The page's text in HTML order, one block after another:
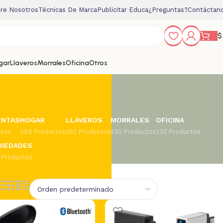
NosotrosTécnicas De MarcaPublicitar Educa¿Preguntas?
$
LlaverosMorralesOficinaOtros
HOGAR
393 Productos
LLAVEROS
262 Productos
MORRALES
530 Productos
OFICINA
232 Productos
Productos